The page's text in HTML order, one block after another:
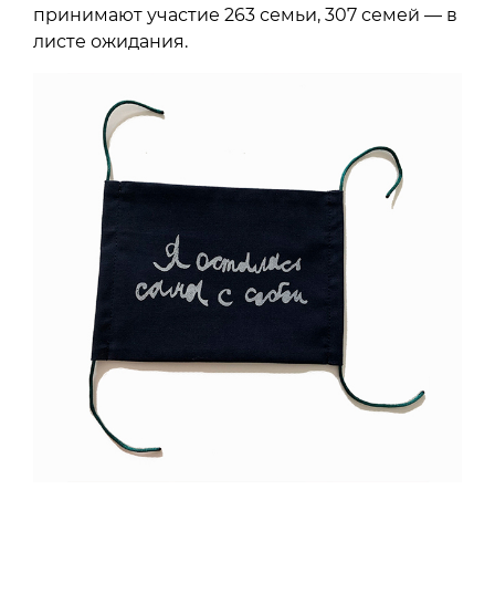
принимают участие 263 семьи, 307 семей — в
листе ожидания.